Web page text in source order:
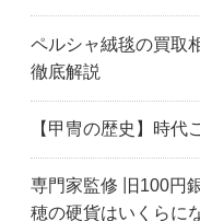
ペルシャ絨毯の買取
徹底解説
【甲冑の歴史】時代
専門家監修 旧100円
穂の硬貨はいくらに